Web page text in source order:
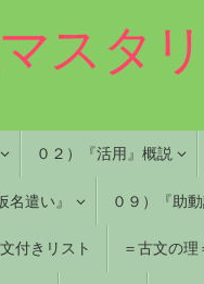
スタ
０２）『活用』概説
名遣い』 ０９）『助
付きリスト ＝古文の